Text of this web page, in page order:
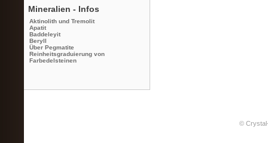
Mineralien - Infos
Aktinolith und Tremolit
Apatit
Baddeleyit
Beryll
Über Pegmatite
Reinheitsgraduierung von
Farbedelsteinen
©